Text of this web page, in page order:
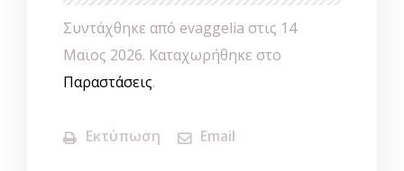
Συντάχθηκε από evaggelia στις 14
Μαϊος 2026. Καταχωρήθηκε στο
Παραστάσεις.
Εκτύπωση Email